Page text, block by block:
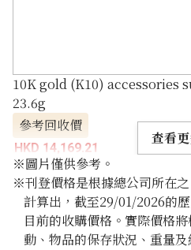
10K gold (K10) accessories
23.6g
參考回收價
HKD 14,169.21
查看
※圖片僅供參考。
※刊登價格是根據總公司所在
計算出，截至29/01/2026的
目前的收購價格。實際價格
動、物品的保存狀況、重量